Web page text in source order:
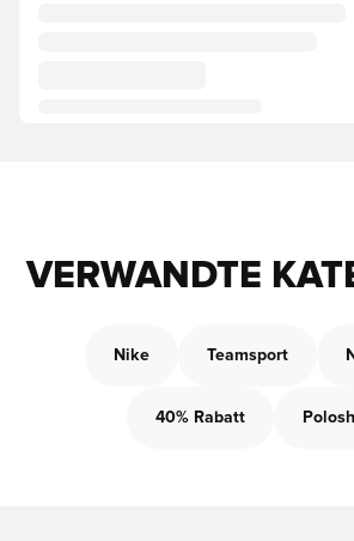
VERWANDTE
Nike Teamsport
40% Rabatt